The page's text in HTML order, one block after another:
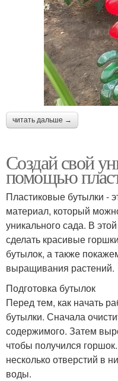
читать дальше →
Создай свой
помощью
Пластиковые бутылки -
материал, который
уникального сада. В
сделать красивые
бутылок, а также
выращивания растений.
Подготовка бутылок
Перед тем, как начать
бутылки. Сначала
содержимого. Затем
чтобы получился
несколько отверстий в
воды.